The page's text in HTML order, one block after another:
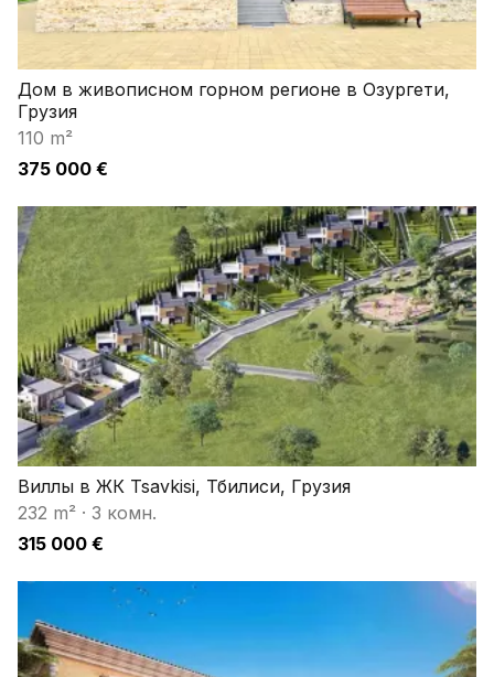
Дом в живописном горном регионе в Озургети,
Грузия
110 m²
375 000 €
Виллы в ЖК Tsavkisi, Тбилиси, Грузия
232 m² · 3 комн.
315 000 €